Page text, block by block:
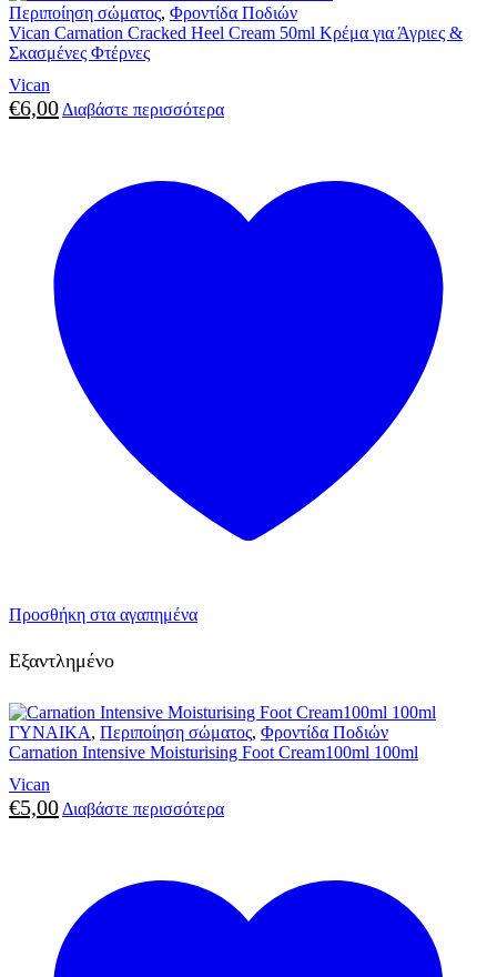
Περιποίηση σώματος, Φροντίδα Ποδιών
Vican Carnation Cracked Heel Cream 50ml Κρέμα για Άγριες &
Σκασμένες Φτέρνες
Vican
€6,00 Διαβάστε περισσότερα
Προσθήκη στα αγαπημένα
Εξαντλημένο
ΓΥΝΑΙΚΑ, Περιποίηση σώματος, Φροντίδα Ποδιών
Carnation Intensive Moisturising Foot Cream100ml 100ml
Vican
€5,00 Διαβάστε περισσότερα